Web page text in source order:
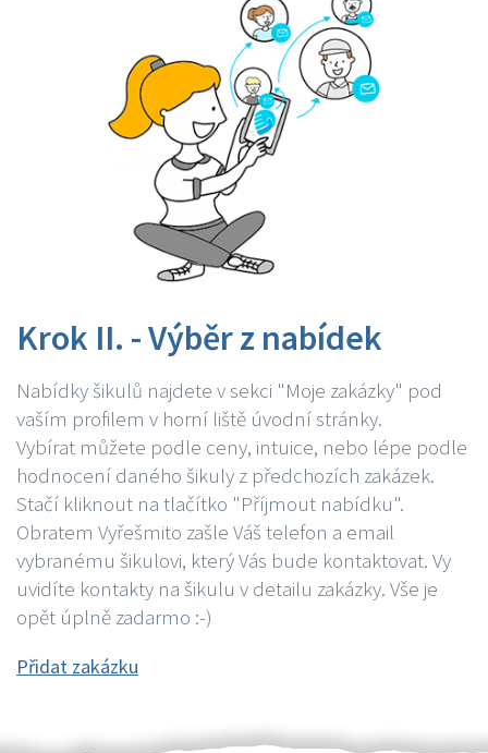
Krok II. - Výběr z nabídek
Nabídky šikulů najdete v sekci "Moje zakázky" pod
vaším profilem v horní liště úvodní stránky.
Vybírat můžete podle ceny, intuice, nebo lépe podle
hodnocení daného šikuly z předchozích zakázek.
Stačí kliknout na tlačítko "Příjmout nabídku".
Obratem Vyřešmito zašle Váš telefon a email
vybranému šikulovi, který Vás bude kontaktovat. Vy
uvidíte kontakty na šikulu v detailu zakázky. Vše je
opět úplně zadarmo :-)
Přidat zakázku